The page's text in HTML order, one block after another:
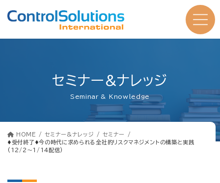
へ
ョ
セミナー&ナレッジ
Seminar & Knowledge
HOME セミナー&ナレッジ
セミナー
♦受付終了♦今の時代に求められる全社的リスクマネジメントの構築と実践
(12/2～1/14配信)